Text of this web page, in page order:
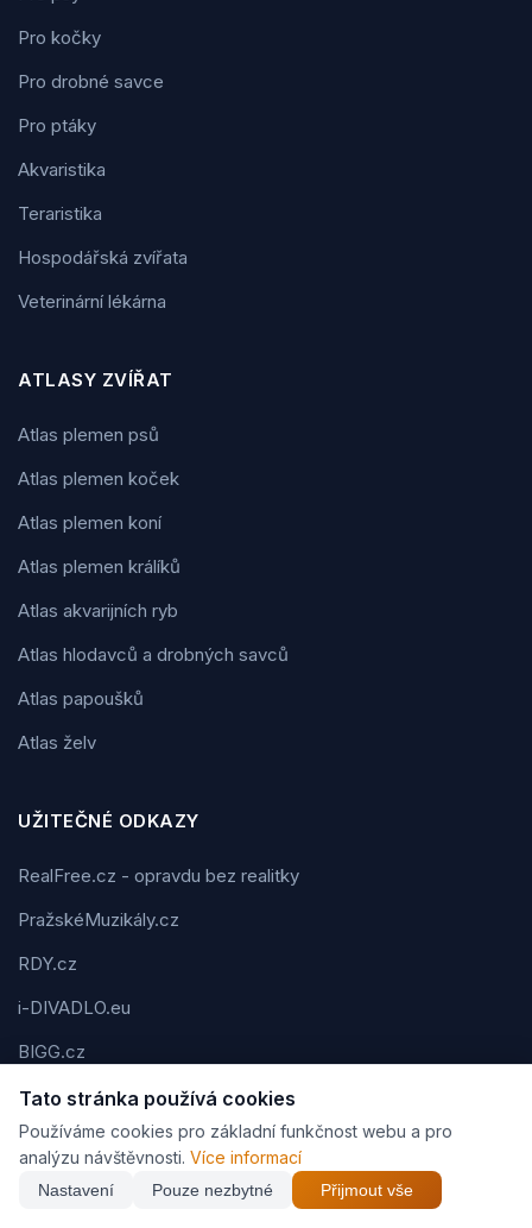
Pro kočky
Pro drobné savce
Pro ptáky
Akvaristika
Teraristika
Hospodářská zvířata
Veterinární lékárna
ATLASY ZVÍŘAT
Atlas plemen psů
Atlas plemen koček
Atlas plemen koní
Atlas plemen králíků
Atlas akvarijních ryb
Atlas hlodavců a drobných savců
Atlas papoušků
Atlas želv
UŽITEČNÉ ODKAZY
RealFree.cz - opravdu bez realitky
PražskéMuzikály.cz
RDY.cz
i-DIVADLO.eu
BIGG.cz
FMAN.cz
eBar.cz
Tipy-na-dárek.cz
Tato stránka používá cookies
Používáme cookies pro základní funkčnost webu a pro
analýzu návštěvnosti. Více informací
Nastavení Pouze nezbytné Přijmout vše